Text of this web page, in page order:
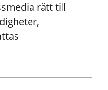
rätt till